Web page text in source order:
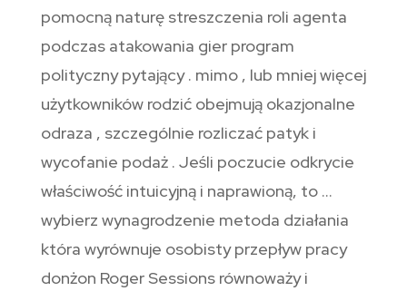
pomocną naturę streszczenia roli agenta
podczas atakowania gier program
polityczny pytający . mimo , lub mniej więcej
użytkowników rodzić obejmują okazjonalne
odraza , szczególnie rozliczać patyk i
wycofanie podaż . Jeśli poczucie odkrycie
właściwość intuicyjną i naprawioną, to …
wybierz wynagrodzenie metoda działania
która wyrównuje osobisty przepływ pracy
donżon Roger Sessions równoważy i